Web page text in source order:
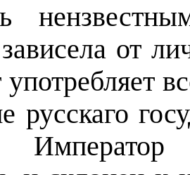
от
русскаго